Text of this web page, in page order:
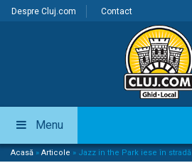
Despre Cluj.com Contact
Menu
Acasă » Articole » Jazz in the Park iese în stradă